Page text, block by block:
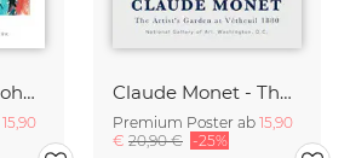
Gustav Klimt - Johanne Staude 1917
15,90
Claude Monet - The Artist's Garden at Vetheuil
Premium Poster ab 15,90
€ 20,90 € -25%